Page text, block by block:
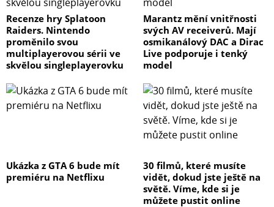
Recenze hry Splatoon
Raiders. Nintendo
proměnilo svou
multiplayerovou sérii ve
skvělou singleplayerovku
Marantz mění vnitřnosti
svých AV receiverů. Mají
osmikanálový DAC a Dirac
Live podporuje i tenký
model
Ukázka z GTA 6 bude mít
premiéru na Netflixu
30 filmů, které musíte
vidět, dokud jste ještě na
světě. Víme, kde si je
můžete pustit online